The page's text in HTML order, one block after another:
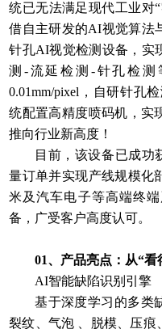
统已无法满足现代工业对
借自主研发的AI视觉算法
针孔AI视觉检测设备，实
测-流延检测-针孔检测
0.01mm/pixel，自研针孔
统配置高精度喷码机，实
推向行业新高度！
目前，该设备已成功
量订单并实现产线规模化
米及汽车电子等高端终
备，广受客户高度认可。
01、产品亮点：从“看
AI智能缺陷识别引擎
基于深度学习的多类
裂纹、气泡 、脱模、压